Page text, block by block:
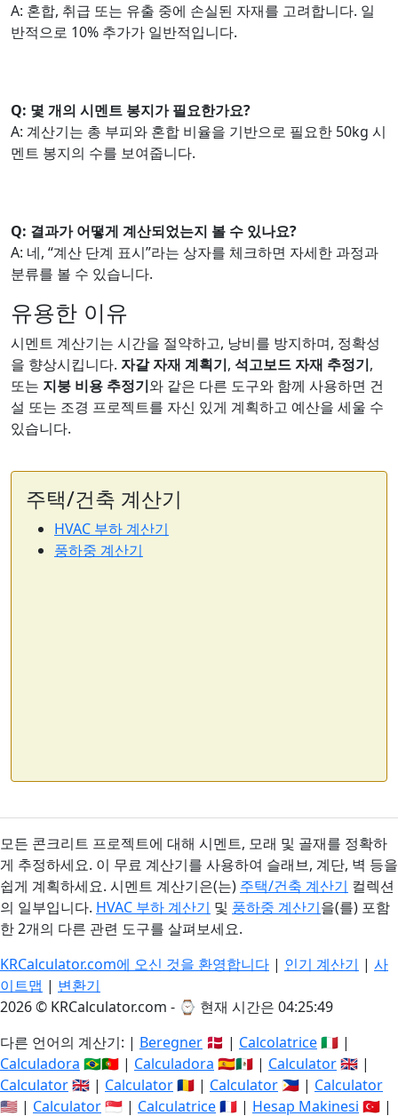
A: 혼합, 취급 또는 유출 중에 손실된 자재를 고려합니다. 일
반적으로 10% 추가가 일반적입니다.
Q: 몇 개의 시멘트 봉지가 필요한가요?
A: 계산기는 총 부피와 혼합 비율을 기반으로 필요한 50kg 시
멘트 봉지의 수를 보여줍니다.
Q: 결과가 어떻게 계산되었는지 볼 수 있나요?
A: 네, “계산 단계 표시”라는 상자를 체크하면 자세한 과정과
분류를 볼 수 있습니다.
유용한 이유
시멘트 계산기는 시간을 절약하고, 낭비를 방지하며, 정확성
을 향상시킵니다. 자갈 자재 계획기, 석고보드 자재 추정기,
또는 지붕 비용 추정기와 같은 다른 도구와 함께 사용하면 건
설 또는 조경 프로젝트를 자신 있게 계획하고 예산을 세울 수
있습니다.
주택/건축 계산기
HVAC 부하 계산기
풍하중 계산기
모든 콘크리트 프로젝트에 대해 시멘트, 모래 및 골재를 정확하
게 추정하세요. 이 무료 계산기를 사용하여 슬래브, 계단, 벽 등을
쉽게 계획하세요. 시멘트 계산기은(는) 주택/건축 계산기 컬렉션
의 일부입니다. HVAC 부하 계산기 및 풍하중 계산기을(를) 포함
한 2개의 다른 관련 도구를 살펴보세요.
KRCalculator.com에 오신 것을 환영합니다 | 인기 계산기 | 사
이트맵 | 변환기
2026 © KRCalculator.com - ⌚ 현재 시간은 04:25:49
다른 언어의 계산기: | Beregner 🇩🇰 | Calcolatrice🇮🇹 |
Calculadora 🇧🇷🇵🇹 | Calculadora 🇪🇸🇲🇽 | Calculator🇬🇧 |
Calculator🇬🇧 | Calculator🇷🇴 | Calculator 🇵🇭 | Calculator
🇺🇸 | Calculator🇸🇬 | Calculatrice🇫🇷 | Hesap Makinesi 🇹🇷 |